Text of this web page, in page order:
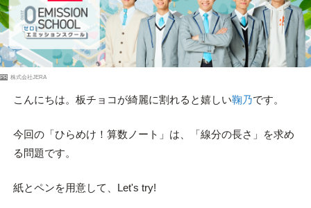
PR 株式会社JERA
こんにちは。板チョコが綺麗に割れると嬉しい鞠乃です。
今回の「ひらめけ！算数ノート」は、「線分の長さ」を求め
る問題です。
紙とペンを用意して、Let's try!